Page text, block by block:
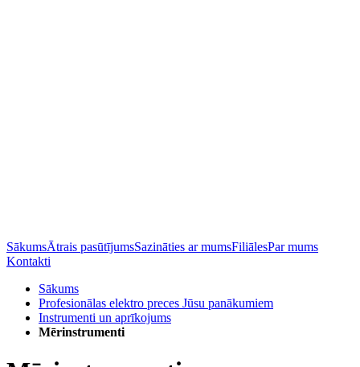
SākumsĀtrais pasūtījumsSazināties ar mumsFiliālesPar mums
Kontakti
Sākums
Profesionālas elektro preces Jūsu panākumiem
Instrumenti un aprīkojums
Mērinstrumenti